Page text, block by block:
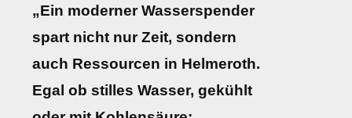
„Ein moderner Wasserspender
spart nicht nur Zeit, sondern
auch Ressourcen in Helmeroth.
Egal ob stilles Wasser, gekühlt